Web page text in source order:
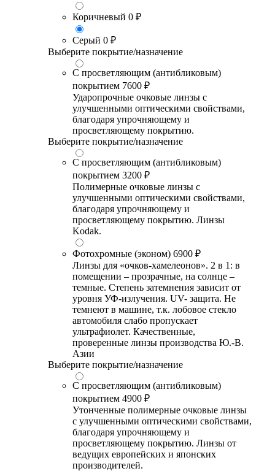
Коричневый 0 ₽
Серый 0 ₽
Выберите покрытие/назначение
С просветляющим (антибликовым)
покрытием 7600 ₽
Ударопрочные очковые линзы с
улучшенными оптическими свойствами,
благодаря упрочняющему и
просветляющему покрытию.
Выберите покрытие/назначение
С просветляющим (антибликовым)
покрытием 3200 ₽
Полимерные очковые линзы с
улучшенными оптическими свойствами,
благодаря упрочняющему и
просветляющему покрытию. Линзы
Kodak.
Фотохромные (эконом) 6900 ₽
Линзы для «очков-хамелеонов». 2 в 1: в
помещении – прозрачные, на солнце –
темные. Степень затемнения зависит от
уровня УФ-излучения. UV- защита. Не
темнеют в машине, т.к. лобовое стекло
автомобиля слабо пропускает
ультрафиолет. Качественные,
проверенные линзы производства Ю.-В.
Азии
Выберите покрытие/назначение
С просветляющим (антибликовым)
покрытием 4900 ₽
Утонченные полимерные очковые линзы
с улучшенными оптическими свойствами,
благодаря упрочняющему и
просветляющему покрытию. Линзы от
ведущих европейских и японских
производителей.